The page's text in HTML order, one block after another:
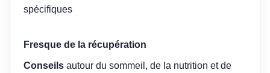
spécifiques
Fresque de la récupération
Conseils autour du sommeil, de la nutrition et de